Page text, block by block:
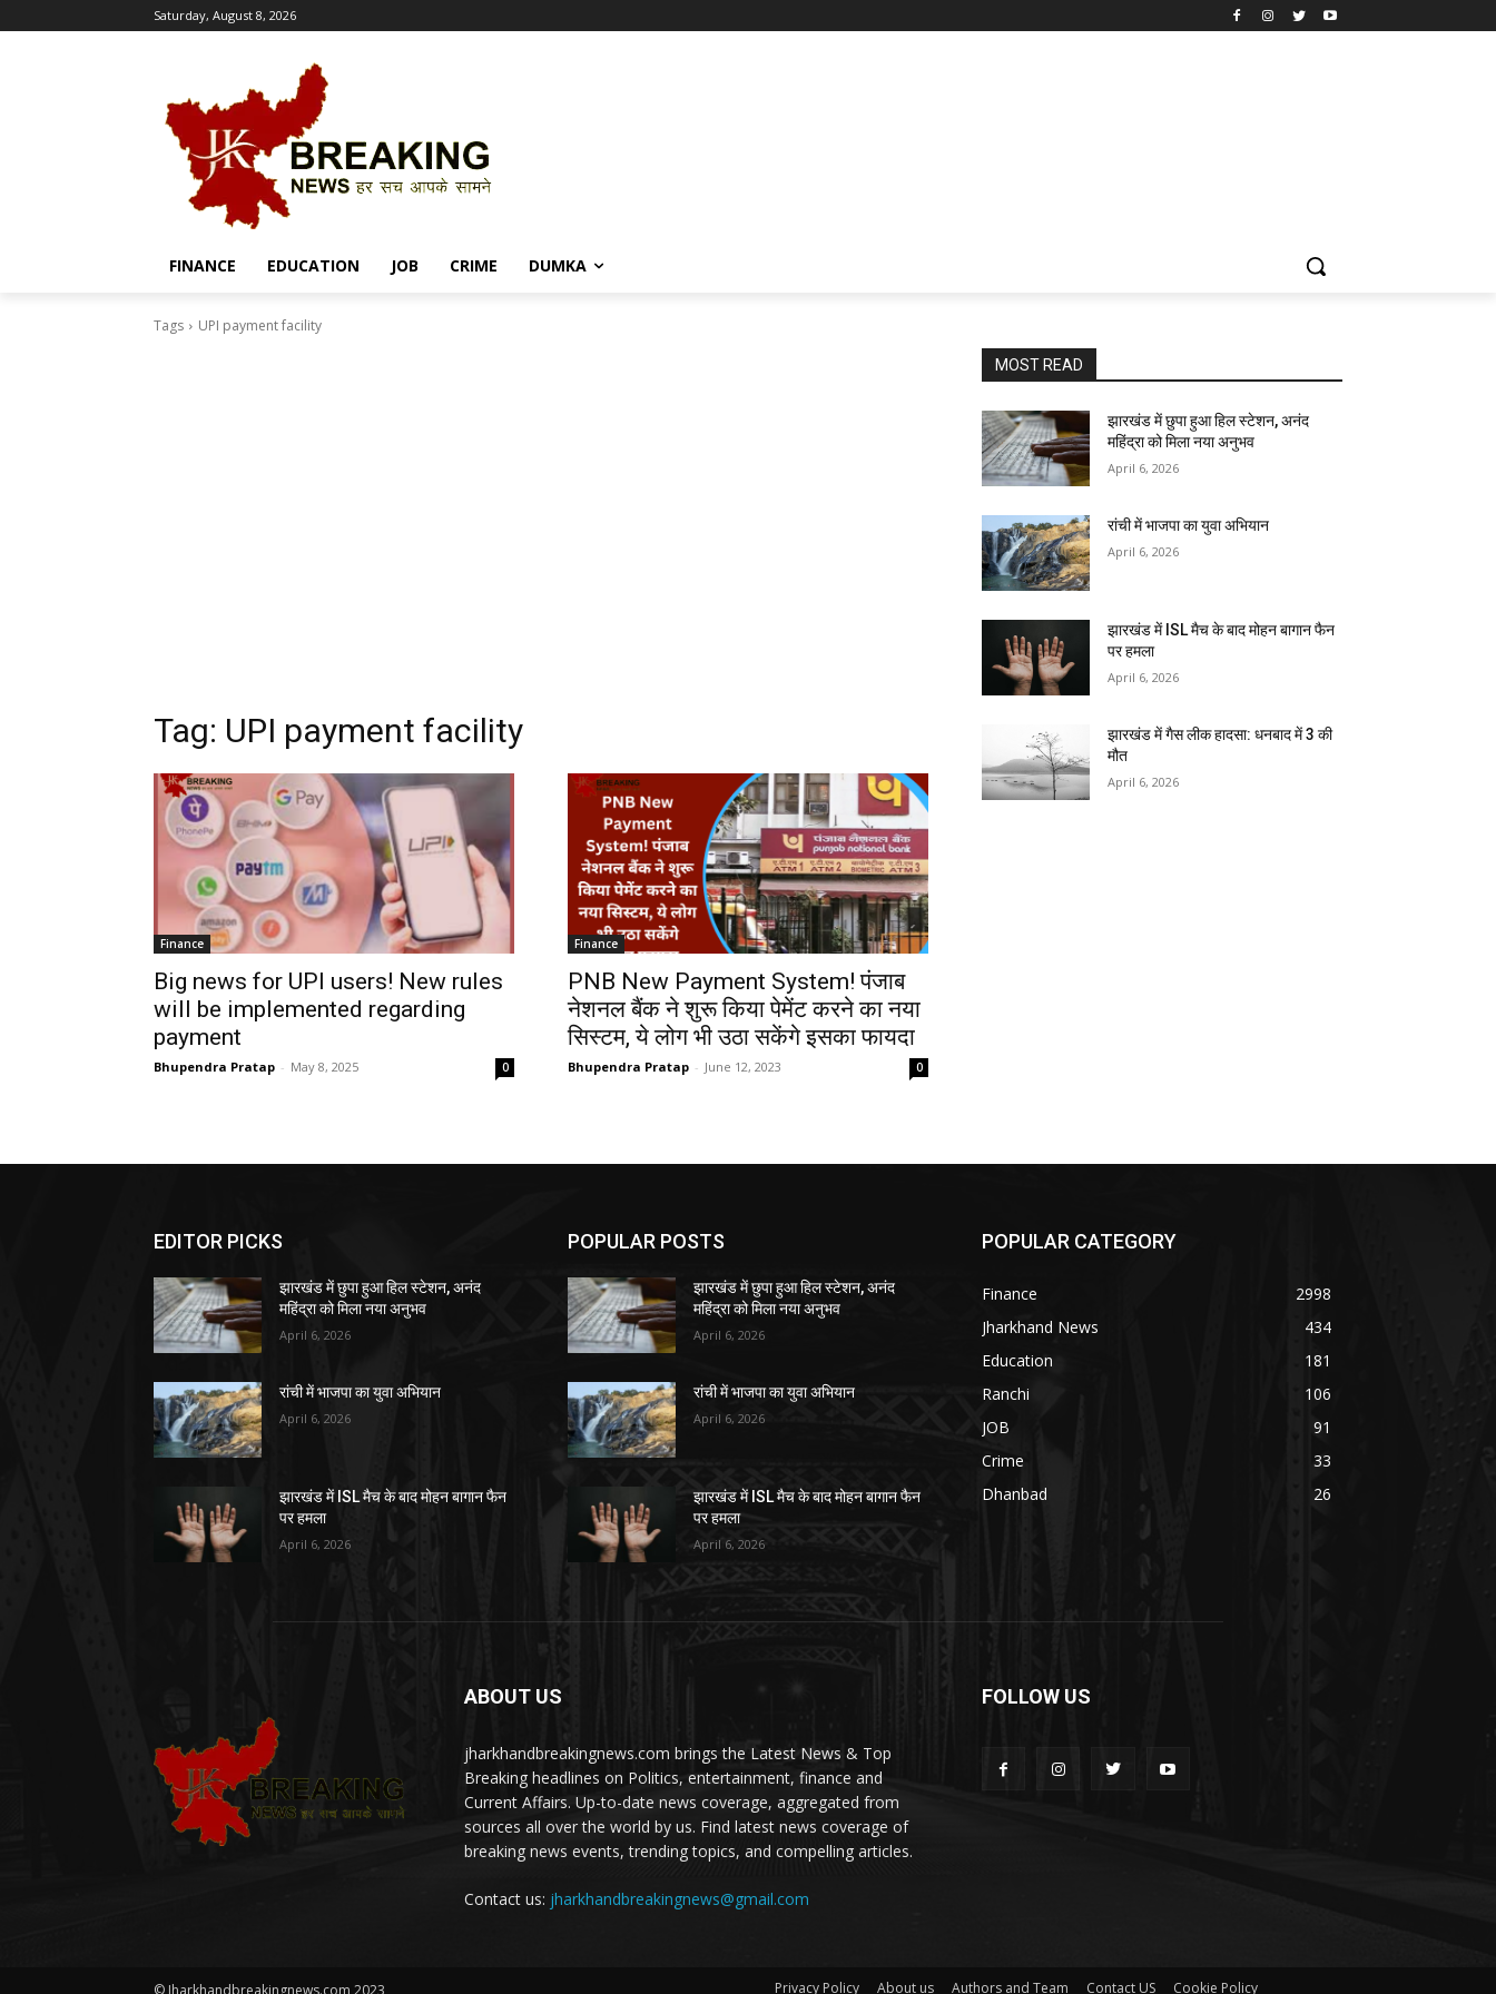
Saturday, August 8, 2026
FINANCE EDUCATION JOB CRIME DUMKA
Tags UPI payment facility
Tag: UPI payment facility
Finance
Big news for UPI users! New rules
will be implemented regarding
payment
Bhupendra Pratap - May 8, 2025 0
Finance
PNB New Payment System! पंजाब
नेशनल बैंक ने शुरू किया पेमेंट करने का नया
सिस्टम, ये लोग भी उठा सकेंगे इसका फायदा
Bhupendra Pratap - June 12, 2023 0
MOST READ
झारखंड में छुपा हुआ हिल स्टेशन, अनंद
महिंद्रा को मिला नया अनुभव
April 6, 2026
रांची में भाजपा का युवा अभियान
April 6, 2026
झारखंड में ISL मैच के बाद मोहन बागान फैन
पर हमला
April 6, 2026
झारखंड में गैस लीक हादसा: धनबाद में 3 की
मौत
April 6, 2026
EDITOR PICKS
झारखंड में छुपा हुआ हिल स्टेशन, अनंद
महिंद्रा को मिला नया अनुभव
April 6, 2026
रांची में भाजपा का युवा अभियान
April 6, 2026
झारखंड में ISL मैच के बाद मोहन बागान फैन
पर हमला
April 6, 2026
POPULAR POSTS
झारखंड में छुपा हुआ हिल स्टेशन, अनंद
महिंद्रा को मिला नया अनुभव
April 6, 2026
रांची में भाजपा का युवा अभियान
April 6, 2026
झारखंड में ISL मैच के बाद मोहन बागान फैन
पर हमला
April 6, 2026
POPULAR CATEGORY
Finance
2998
Jharkhand News
434
Education
181
Ranchi
106
JOB
91
Crime
33
Dhanbad
26
ABOUT US
jharkhandbreakingnews.com brings the Latest News & Top
Breaking headlines on Politics, entertainment, finance and
Current Affairs. Up-to-date news coverage, aggregated from
sources all over the world by us. Find latest news coverage of
breaking news events, trending topics, and compelling articles.
Contact us: jharkhandbreakingnews@gmail.com
FOLLOW US
© Jharkhandbreakingnews.com 2023 Privacy Policy About us Authors and Team Contact US Cookie Policy